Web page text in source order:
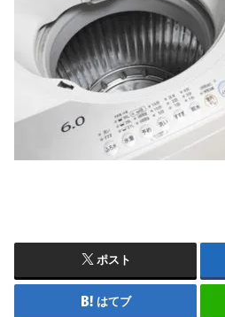
ポスト
はてブ